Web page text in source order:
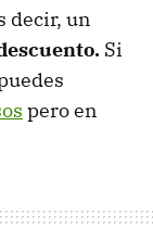
decir, un
Si
pero en